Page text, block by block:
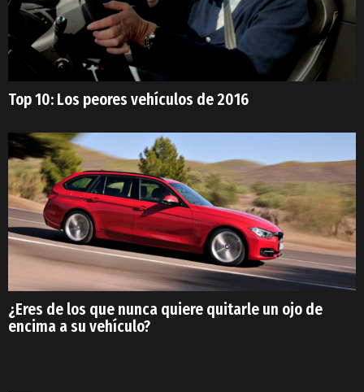
Top 10: Los peores vehículos de 2016
¿Eres de los que nunca quiere quitarle un ojo de
encima a su vehículo?